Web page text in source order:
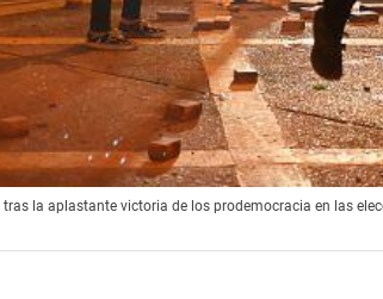
la aplastante victoria de los prodemocracia en las